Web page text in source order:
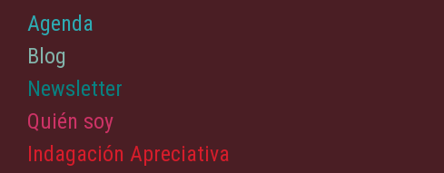
Agenda
Blog
Newsletter
Quién soy
Indagación Apreciativa